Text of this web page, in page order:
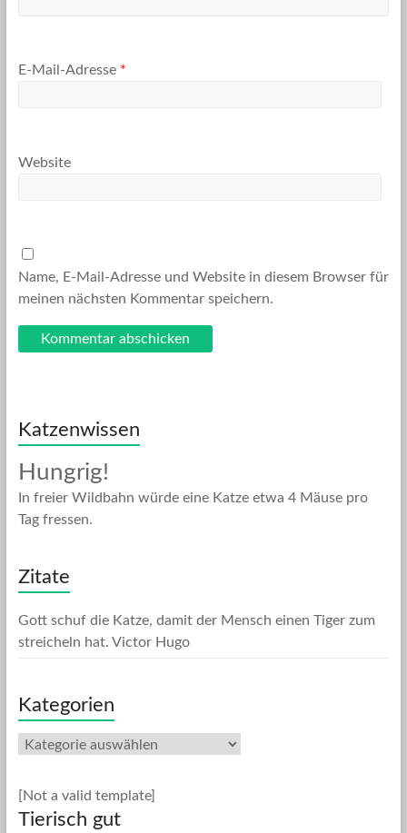
E-Mail-Adresse *
Website
Name, E-Mail-Adresse und Website in diesem Browser für
meinen nächsten Kommentar speichern.
Katzenwissen
Hungrig!
In freier Wildbahn würde eine Katze etwa 4 Mäuse pro
Tag fressen.
Zitate
Gott schuf die Katze, damit der Mensch einen Tiger zum
streicheln hat. Victor Hugo
Kategorien
Kategorien
[Not a valid template]
Tierisch gut